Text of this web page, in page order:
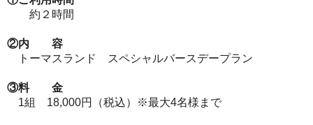
約２時間
②内 容
トーマスランド スペシャルバースデープラン
③料 金
1組 18,000円（税込）※最大4名様まで